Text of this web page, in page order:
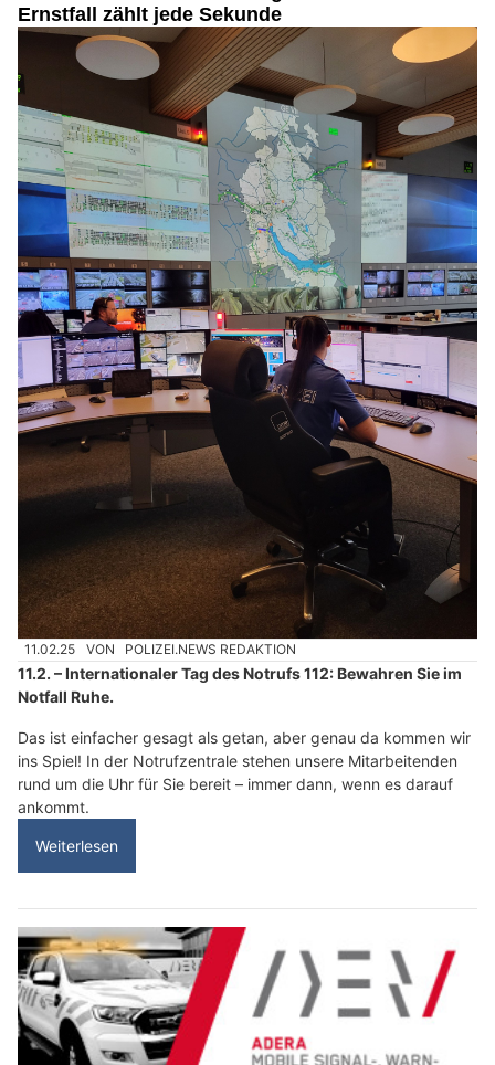
Ernstfall zählt jede Sekunde
11.02.25 VON POLIZEI.NEWS REDAKTION
11.2. – Internationaler Tag des Notrufs 112: Bewahren Sie im
Notfall Ruhe.
Das ist einfacher gesagt als getan, aber genau da kommen wir
ins Spiel! In der Notrufzentrale stehen unsere Mitarbeitenden
rund um die Uhr für Sie bereit – immer dann, wenn es darauf
ankommt.
Weiterlesen